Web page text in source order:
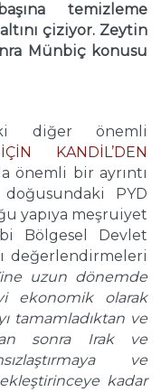
temizleme
çiziyor. Zeytin
Münbiç konusu
diğer önemli
KANDİL’DEN
önemli bir ayrıntı
doğusundaki PYD
yapıya meşruiyet
Bölgesel Devlet
değerlendirmeleri
uzun dönemde
ekonomik olarak
tamamladıktan ve
sonra Irak ve
ve
kadar